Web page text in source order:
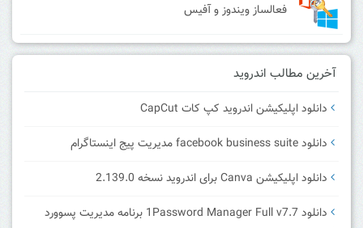
فعالساز ویندوز و آفیس
آخرین مطالب اندروید
دانلود اپلیکیشن اندروید کپ کات CapCut
دانلود facebook business suite مدیریت پیج اینستاگرام
دانلود اپلیکیشن Canva برای اندروید نسخه 2.139.0
دانلود 1Password Manager Full v7.7 برنامه مدیریت پسوورد